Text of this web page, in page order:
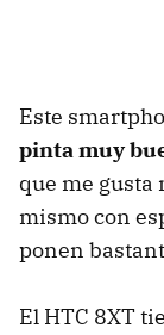
Este
pinta muy
que me gusta
mismo con
ponen
El HTC 8XT